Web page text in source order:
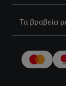
Τα βραβεία